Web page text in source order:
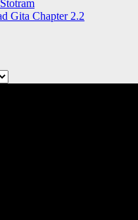
Gita Chapter 2.2